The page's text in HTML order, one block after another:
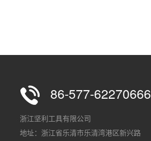
86-577-62270666
浙江坚利工具有限公司
地址：浙江省乐清市乐清湾港区新兴路